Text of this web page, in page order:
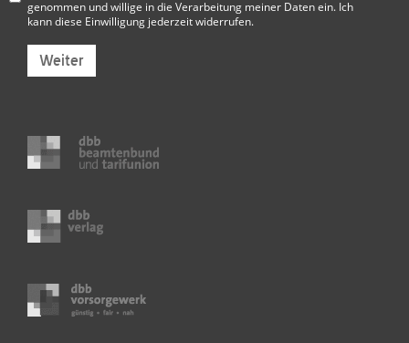
genommen und willige in die Verarbeitung meiner Daten ein. Ich
kann diese Einwilligung jederzeit widerrufen.
Weiter